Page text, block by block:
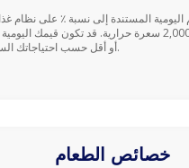
يحتوي على 2,000 سعرة حرارية. قد تكون قيمك
أو أقل حسب احتياجاتك السعرية.
خصائص الطعام